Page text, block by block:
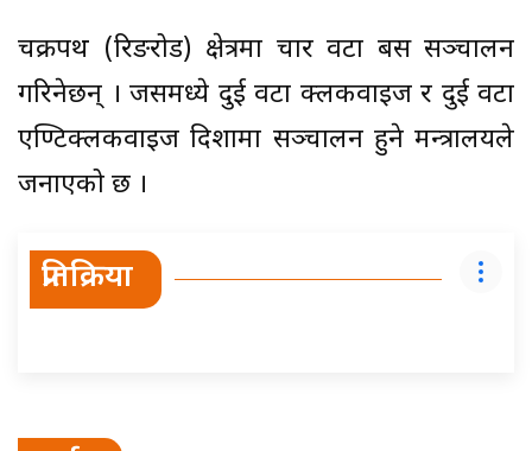
चक्रपथ (रिङरोड) क्षेत्रमा चार वटा बस सञ्चालन
गरिनेछन् । जसमध्ये दुई वटा क्लकवाइज र दुई वटा
एण्टिक्लकवाइज दिशामा सञ्चालन हुने मन्त्रालयले
जनाएको छ ।
प्रतिक्रिया